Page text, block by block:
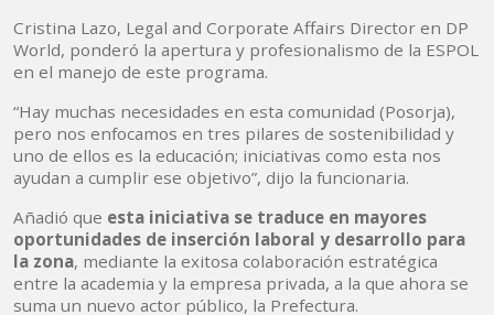
Cristina Lazo, Legal and Corporate Affairs Director en DP
World, ponderó la apertura y profesionalismo de la ESPOL
en el manejo de este programa.
“Hay muchas necesidades en esta comunidad (Posorja),
pero nos enfocamos en tres pilares de sostenibilidad y
uno de ellos es la educación; iniciativas como esta nos
ayudan a cumplir ese objetivo”, dijo la funcionaria.
Añadió que esta iniciativa se traduce en mayores
oportunidades de inserción laboral y desarrollo para
la zona, mediante la exitosa colaboración estratégica
entre la academia y la empresa privada, a la que ahora se
suma un nuevo actor público, la Prefectura.